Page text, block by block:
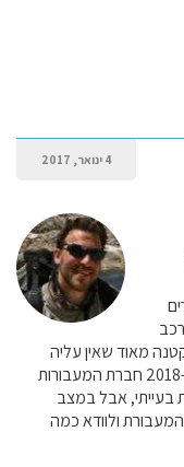
4 ינואר, 2017
מאוד שאין עליה
הרבה מקום לרכבים. אם אני לא טועה, החל מ-2018 חברת המעבורות
בעייתי, אבל במצב
ולוודא כמה